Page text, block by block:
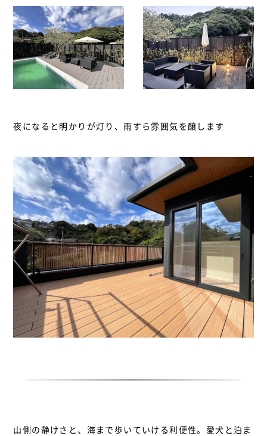
夜になると明かりが灯り、雨すら雰囲気を醸します
山側の静けさと、海まで歩いていける利便性。愛犬と泊ま